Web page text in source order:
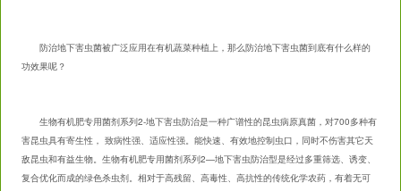
防治地下害虫菌被广泛应用在有机蔬菜种植上，那么防治地下害虫菌到底有什么样的
功效果呢？
生物有机肥专用菌剂系列2-地下害虫防治是一种广谱性的昆虫病原真菌，对700多种有
害昆虫具有寄生性， 致病性强、适应性强。能快速、有效地控制虫口，同时不伤害其它天
敌昆虫和有益生物。生物有机肥专用菌剂系列2—地下害虫防治型是经过多重筛选、诱变、
复合优化而成的绿色杀虫剂。相对于高残留、高毒性、高抗性的传统化学农药，有着无可